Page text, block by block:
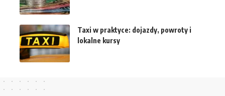
Taxi w praktyce: dojazdy, powroty i
lokalne kursy